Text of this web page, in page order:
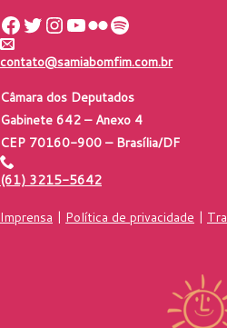
Facebook Twitter Instagram Youtube Flickr Spotify
contato@samiabomfim.com.br
Câmara dos Deputados
Gabinete 642 – Anexo 4
CEP 70160-900 – Brasília/DF
(61) 3215-5642
Imprensa | Política de privacidade |